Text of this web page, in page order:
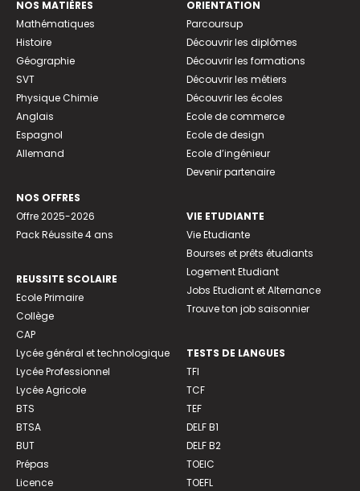
NOS MATIÈRES
Mathématiques
Histoire
Géographie
SVT
Physique Chimie
Anglais
Espagnol
Allemand
NOS OFFRES
Offre 2025-2026
Pack Réussite 4 ans
REUSSITE SCOLAIRE
Ecole Primaire
Collège
CAP
Lycée général et technologique
Lycée Professionnel
Lycée Agricole
BTS
BTSA
BUT
Prépas
Licence
ORIENTATION
Parcoursup
Découvrir les diplômes
Découvrir les formations
Découvrir les métiers
Découvrir les écoles
Ecole de commerce
Ecole de design
Ecole d’ingénieur
Devenir partenaire
VIE ETUDIANTE
Vie Etudiante
Bourses et prêts étudiants
Logement Etudiant
Jobs Etudiant et Alternance
Trouve ton job saisonnier
TESTS DE LANGUES
TFI
TCF
TEF
DELF B1
DELF B2
TOEIC
TOEFL